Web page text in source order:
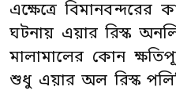
এক্ষেত্রে বিমানবন্দরের
ঘটনায় এয়ার রিস্ক
মালামালের কোন
শুধু এয়ার অল রিস্ক